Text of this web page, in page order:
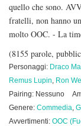
quello che sono.
fratelli, non hanno
molto OOC. - La
(8155 parole,
Personaggi: Draco
Remus Lupin, Ron
Pairing: Nessuno
Genere: Commedia,
Avvertimenti: OOC